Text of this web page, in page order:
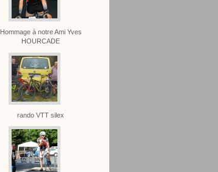
Hommage à notre Ami Yves
HOURCADE
rando VTT silex